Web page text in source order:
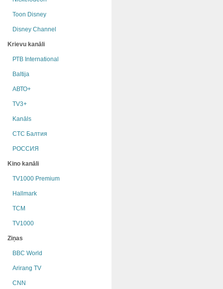
Toon Disney
Disney Channel
Krievu kanāli
РТB International
Baltija
АВТО+
TV3+
Kanāls
СТС Балтия
РОССИЯ
Kino kanāli
TV1000 Premium
Hallmark
TCM
TV1000
Ziņas
BBC World
Arirang TV
CNN